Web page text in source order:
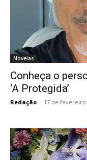
Novelas
Conheça o
‘A Protegida’
Redação - 17 de fevereiro